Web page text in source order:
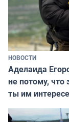
НОВОСТИ
Аделаида
не потому, что
ты им